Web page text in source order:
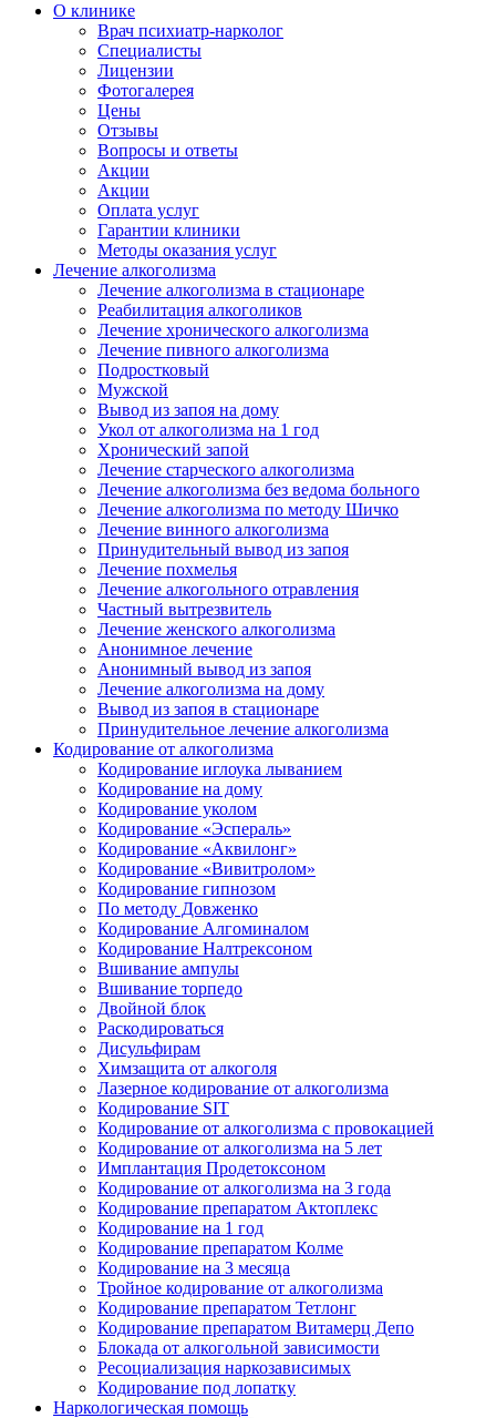
О клинике
Врач психиатр-нарколог
Специалисты
Лицензии
Фотогалерея
Цены
Отзывы
Вопросы и ответы
Акции
Акции
Оплата услуг
Гарантии клиники
Методы оказания услуг
Лечение алкоголизма
Лечение алкоголизма в стационаре
Реабилитация алкоголиков
Лечение хронического алкоголизма
Лечение пивного алкоголизма
Подростковый
Мужской
Вывод из запоя на дому
Укол от алкоголизма на 1 год
Хронический запой
Лечение старческого алкоголизма
Лечение алкоголизма без ведома больного
Лечение алкоголизма по методу Шичко
Лечение винного алкоголизма
Принудительный вывод из запоя
Лечение похмелья
Лечение алкогольного отравления
Частный вытрезвитель
Лечение женского алкоголизма
Анонимное лечение
Анонимный вывод из запоя
Лечение алкоголизма на дому
Вывод из запоя в стационаре
Принудительное лечение алкоголизма
Кодирование от алкоголизма
Кодирование иглоука лыванием
Кодирование на дому
Кодирование уколом
Кодирование «Эспераль»
Кодирование «Аквилонг»
Кодирование «Вивитролом»
Кодирование гипнозом
По методу Довженко
Кодирование Алгоминалом
Кодирование Налтрексоном
Вшивание ампулы
Вшивание торпедо
Двойной блок
Раскодироваться
Дисульфирам
Химзащита от алкоголя
Лазерное кодирование от алкоголизма
Кодирование SIT
Кодирование от алкоголизма с провокацией
Кодирование от алкоголизма на 5 лет
Имплантация Продетоксоном
Кодирование от алкоголизма на 3 года
Кодирование препаратом Актоплекс
Кодирование на 1 год
Кодирование препаратом Колме
Кодирование на 3 месяца
Тройное кодирование от алкоголизма
Кодирование препаратом Тетлонг
Кодирование препаратом Витамерц Депо
Блокада от алкогольной зависимости
Ресоциализация наркозависимых
Кодирование под лопатку
Наркологическая помощь